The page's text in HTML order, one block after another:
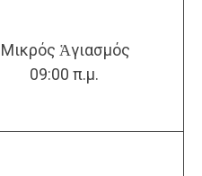
Μικρός Ἁγιασμός
09:00 π.μ.